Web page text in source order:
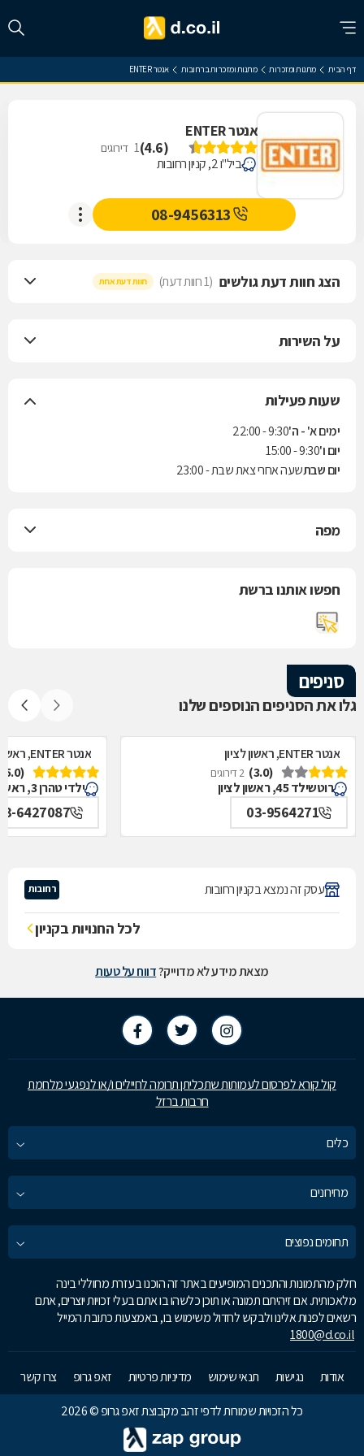
דף הבית מתנות ומזכרות מתנות ומזכרות ברחובות אנטר ENTER
אנטר ENTER
(
4.6
)
1 דירוגים
ביל"ו 2, קניון רחובות
08-9456313
הצג חוות דעת גולשים (1 חוות דעת) חוות דעת אחת
על השירות
שעות פעילות
ימים א' - ה'9:30 - 22:00
יום ו'9:30 - 15:00
יום שבתשעה אחרי צאת שבת - 23:00
מפה
חפשו אותנו ברשת
סניפים
גלו את הסניפים הנוספים שלנו
אנטר ENTER, ראשון לציון
(3.0)
2 דירוגים
רוטשילד 45, ראשון לציון
03-9564271
אנטר ENTER, ראשון לציון
(5.0)
ילדי טהרן 3, ראשון לציון
6427087
עסק זה נמצא בקניון רחובות רחובות
לכל החנויות בקניון
מצאת מידע לא מדוייק?דווח על טעות
קול קורא לפרסום לעמותות שתכליתן תרומה לחיילים ו/או לנפגעי מלחמת
חרבות ברזל
כלים
מחירונים
תחומים נפוצים
חלק מהתמונות והתכנים המופיעים באתר זה הוכנו בעזרת מחוללי בינה
מלאכותית. אם זיהיתם תמונה או תוכן כלשהו בו אתם בעלי זכויות יוצרים, אתם
רשאים לפנות אלינו ולבקש לחדול משימוש בו, באמצעות כתובת המייל
1800@d.co.il
אודות נגישות תנאי שימוש מדיניות פרטיות זאפ גרופ
צרו קשר
כל הזכויות שמורות לדפי זהב מקבוצת זאפ גרופ © 2026